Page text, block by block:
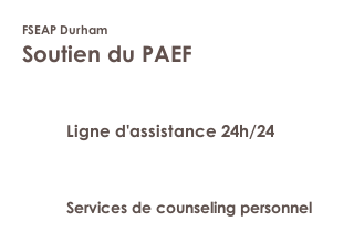
FSEAP Durham
Soutien du PAEF
Ligne d'assistance 24h/24
Services de counseling personnel